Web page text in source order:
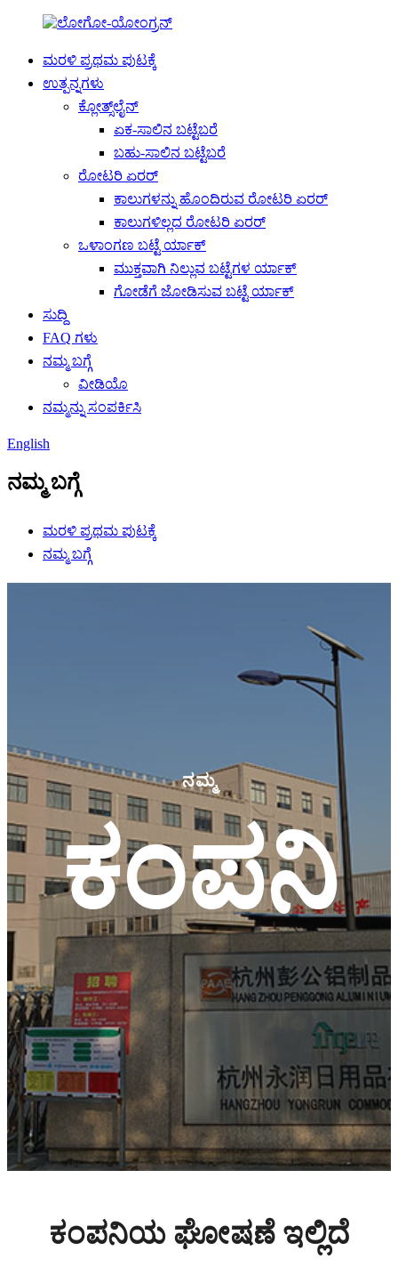
ಮರಳಿ ಪ್ರಥಮ ಪುಟಕ್ಕೆ
ಉತ್ಪನ್ನಗಳು
ಕ್ಲೋತ್ಸ್‌ಲೈನ್
ಏಕ-ಸಾಲಿನ ಬಟ್ಟೆಬರೆ
ಬಹು-ಸಾಲಿನ ಬಟ್ಟೆಬರೆ
ರೋಟರಿ ಏರರ್
ಕಾಲುಗಳನ್ನು ಹೊಂದಿರುವ ರೋಟರಿ ಏರರ್
ಕಾಲುಗಳಿಲ್ಲದ ರೋಟರಿ ಏರರ್
ಒಳಾಂಗಣ ಬಟ್ಟೆ ರ್ಯಾಕ್
ಮುಕ್ತವಾಗಿ ನಿಲ್ಲುವ ಬಟ್ಟೆಗಳ ರ್ಯಾಕ್
ಗೋಡೆಗೆ ಜೋಡಿಸುವ ಬಟ್ಟೆ ರ್ಯಾಕ್
ಸುದ್ದಿ
FAQ ಗಳು
ನಮ್ಮ ಬಗ್ಗೆ
ವೀಡಿಯೊ
ನಮ್ಮನ್ನು ಸಂಪರ್ಕಿಸಿ
English
ನಮ್ಮ ಬಗ್ಗೆ
ಮರಳಿ ಪ್ರಥಮ ಪುಟಕ್ಕೆ
ನಮ್ಮ ಬಗ್ಗೆ
ನಮ್ಮ
ಕಂಪನಿ
ಕಂಪನಿಯ ಘೋಷಣೆ ಇಲ್ಲಿದೆ